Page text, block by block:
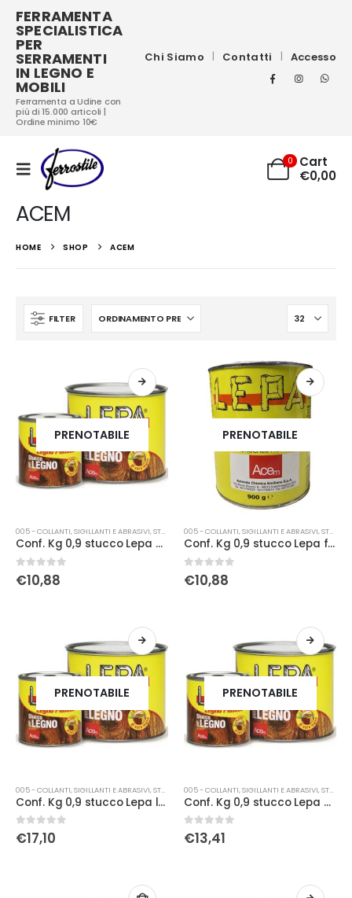
FERRAMENTA
SPECIALISTICA
PER
SERRAMENTI
IN LEGNO E
MOBILI
Ferramenta a Udine con
più di 15.000 articoli |
Ordine minimo 10€
Chi Siamo Contatti Accesso
0
Cart
€0,00
ACEM
HOME SHOP ACEM
FILTER
PRENOTABILE
005 - COLLANTI, SIGILLANTI E ABRASIVI,STUCCO
Conf. Kg 0,9 stucco Lepa douglas
0Su 5
€10,88
PRENOTABILE
005 - COLLANTI, SIGILLANTI E ABRASIVI,STUCCO
Conf. Kg 0,9 stucco Lepa faggio
0Su 5
€10,88
PRENOTABILE
005 - COLLANTI, SIGILLANTI E ABRASIVI,STUCCO
Conf. Kg 0,9 stucco Lepa larice
0Su 5
€17,10
PRENOTABILE
005 - COLLANTI, SIGILLANTI E ABRASIVI,STUCCO
Conf. Kg 0,9 stucco Lepa noce chiaro
0Su 5
€13,41